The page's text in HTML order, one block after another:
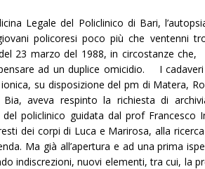
Legale del Policlinico di Bari,
policoresi poco più che ventenni
23 marzo del 1988, in circostanze
ad un duplice omicidio. I
su disposizione del pm di Matera,
aveva respinto la richiesta di
del policlinico guidata dal prof Francesco
dei corpi di Luca e Marirosa, alla
Ma già all’apertura e ad una prima
indiscrezioni, nuovi elementi, tra cui, la